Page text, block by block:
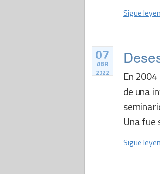
Sigue
07
ABR
2022
En
de una
Una fue
Sigue